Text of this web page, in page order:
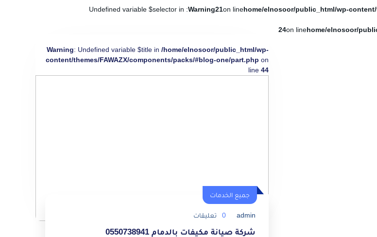
on line
21
Warning
: Undefined variable $selector in
on line
24
Warning: Undefined variable $title in /home/elnosoor/public_html/wp-
content/themes/FAWAZX/components/packs/#blog-one/part.php on
line 44
جميع الخدمات
admin
0 تعليقات
شركة صيانة مكيفات بالدمام 0550738941